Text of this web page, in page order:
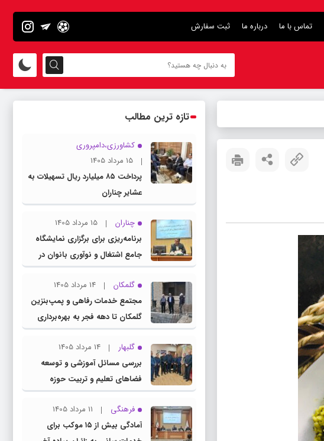
تماس با ما درباره ما ثبت سفارش
تازه ترین مطالب
کشاورزی،دامپروری
15 مرداد 1405
پرداخت ۸۵ میلیارد ریال تسهیلات به
عشایر چناران
چناران
15 مرداد 1405
برنامه‌ریزی برای برگزاری نمایشگاه
جامع اشتغال و نوآوری بانوان در
چناران
گلمکان
14 مرداد 1405
مجتمع خدمات رفاهی و پمپ‌بنزین
گلمکان تا دهه فجر به بهره‌برداری
می‌رسد
گلبهار
14 مرداد 1405
بررسی مسائل آموزشی و توسعه
فضاهای تعلیم و تربیت حوزه
انتخابیه در نشست مشترک عضو
کمیسیون آموزش مجلس با مدیرکل
آموزش و پرورش خراسان رضوی
فرهنگی
11 مرداد 1405
آمادگی بیش از ۱۵ موکب برای